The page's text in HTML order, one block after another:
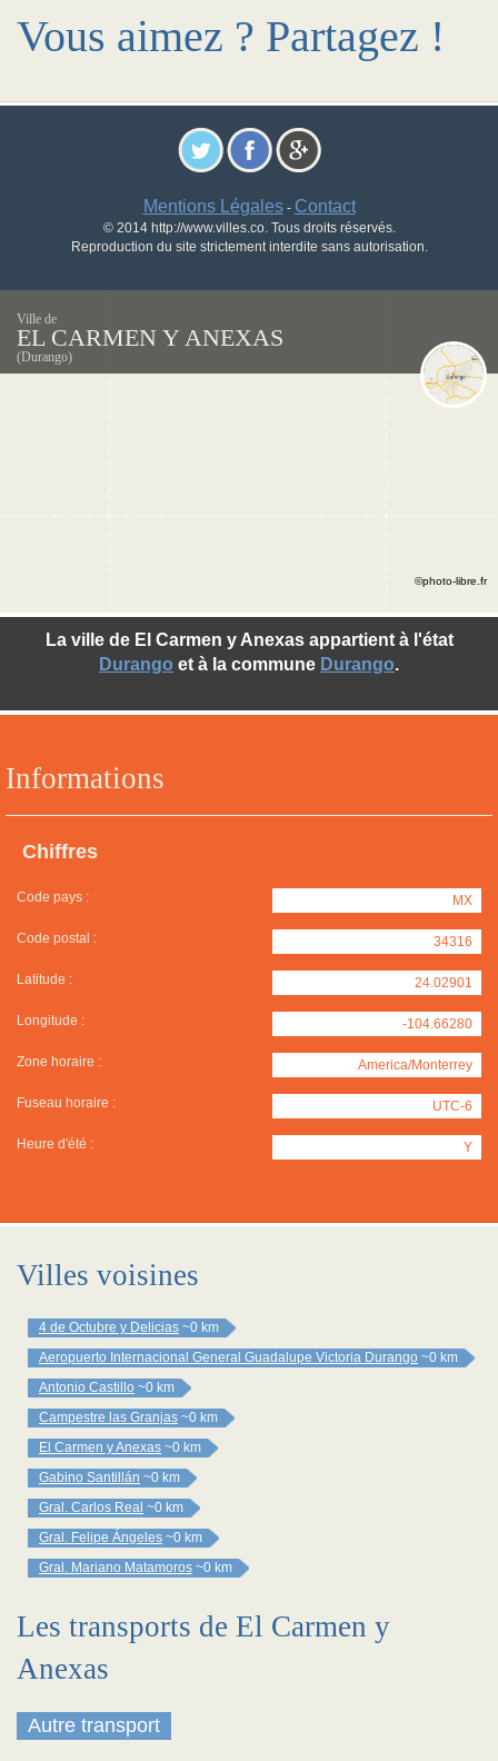
Vous aimez ? Partagez !
Mentions Légales- Contact
© 2014 http://www.villes.co. Tous droits réservés.
Reproduction du site strictement interdite sans autorisation.
Ville de
EL CARMEN Y ANEXAS
(Durango)
Informations
Chiffres
Code pays : MX
Code postal : 34316
Latitude : 24.02901
Longitude : -104.66280
Zone horaire : America/Monterrey
Fuseau horaire : UTC-6
Heure d'été : Y
La ville de El Carmen y Anexas appartient à l'état
Durango et à la commune Durango.
©photo-libre.fr
Villes voisines
4 de Octubre y Delicias ~0 km
Aeropuerto Internacional General Guadalupe Victoria Durango ~0 km
Antonio Castillo ~0 km
Campestre las Granjas ~0 km
El Carmen y Anexas ~0 km
Gabino Santillán ~0 km
Gral. Carlos Real ~0 km
Gral. Felipe Ángeles ~0 km
Gral. Mariano Matamoros ~0 km
Les transports de El Carmen y
Anexas
Autre transport